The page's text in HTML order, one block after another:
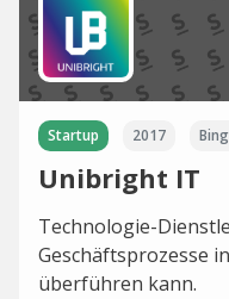
Startup 2017
Unibright IT
Technologie-
Geschäftsprozesse
überführen kann.